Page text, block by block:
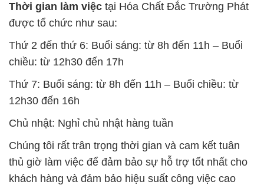
Thời gian làm việc tại Hóa Chất Đắc Trường Phát
được tổ chức như sau:
Thứ 2 đến thứ 6: Buổi sáng: từ 8h đến 11h – Buổi
chiều: từ 12h30 đến 17h
Thứ 7: Buổi sáng: từ 8h đến 11h – Buổi chiều: từ
12h30 đến 16h
Chủ nhật: Nghỉ chủ nhật hàng tuần
Chúng tôi rất trân trọng thời gian và cam kết tuân
thủ giờ làm việc để đảm bảo sự hỗ trợ tốt nhất cho
khách hàng và đảm bảo hiệu suất công việc cao